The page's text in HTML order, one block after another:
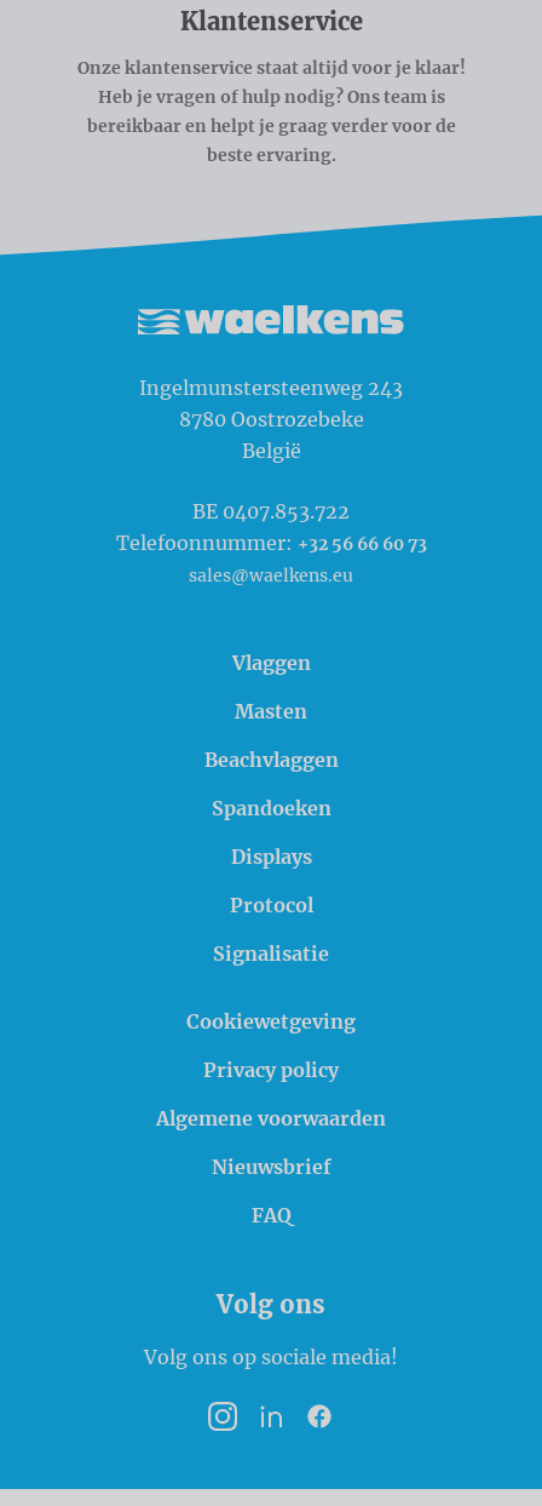
Klantenservice
Onze klantenservice staat altijd voor je klaar!
Heb je vragen of hulp nodig? Ons team is
bereikbaar en helpt je graag verder voor de
beste ervaring.
Ingelmunstersteenweg 243
8780 Oostrozebeke
België
BE 0407.853.722
Telefoonnummer: +32 56 66 60 73
sales@waelkens.eu
Vlaggen
Masten
Beachvlaggen
Spandoeken
Displays
Protocol
Signalisatie
Cookiewetgeving
Privacy policy
Algemene voorwaarden
Nieuwsbrief
FAQ
Volg ons
Volg ons op sociale media!
InstagramLinkedInFacebook